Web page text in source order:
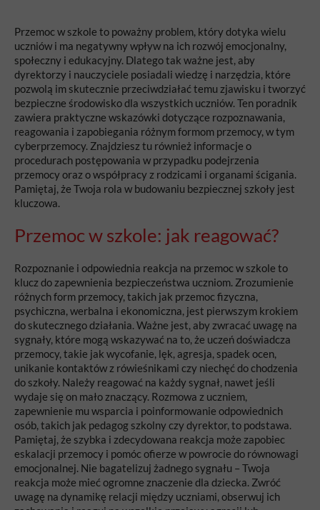
Przemoc w szkole to poważny problem, który dotyka wielu
uczniów i ma negatywny wpływ na ich rozwój emocjonalny,
społeczny i edukacyjny. Dlatego tak ważne jest, aby
dyrektorzy i nauczyciele posiadali wiedzę i narzędzia, które
pozwolą im skutecznie przeciwdziałać temu zjawisku i tworzyć
bezpieczne środowisko dla wszystkich uczniów. Ten poradnik
zawiera praktyczne wskazówki dotyczące rozpoznawania,
reagowania i zapobiegania różnym formom przemocy, w tym
cyberprzemocy. Znajdziesz tu również informacje o
procedurach postępowania w przypadku podejrzenia
przemocy oraz o współpracy z rodzicami i organami ścigania.
Pamiętaj, że Twoja rola w budowaniu bezpiecznej szkoły jest
kluczowa.
Przemoc w szkole: jak reagować?
Rozpoznanie i odpowiednia reakcja na przemoc w szkole to
klucz do zapewnienia bezpieczeństwa uczniom. Zrozumienie
różnych form przemocy, takich jak przemoc fizyczna,
psychiczna, werbalna i ekonomiczna, jest pierwszym krokiem
do skutecznego działania. Ważne jest, aby zwracać uwagę na
sygnały, które mogą wskazywać na to, że uczeń doświadcza
przemocy, takie jak wycofanie, lęk, agresja, spadek ocen,
unikanie kontaktów z rówieśnikami czy niechęć do chodzenia
do szkoły. Należy reagować na każdy sygnał, nawet jeśli
wydaje się on mało znaczący. Rozmowa z uczniem,
zapewnienie mu wsparcia i poinformowanie odpowiednich
osób, takich jak pedagog szkolny czy dyrektor, to podstawa.
Pamiętaj, że szybka i zdecydowana reakcja może zapobiec
eskalacji przemocy i pomóc ofierze w powrocie do równowagi
emocjonalnej. Nie bagatelizuj żadnego sygnału – Twoja
reakcja może mieć ogromne znaczenie dla dziecka. Zwróć
uwagę na dynamikę relacji między uczniami, obserwuj ich